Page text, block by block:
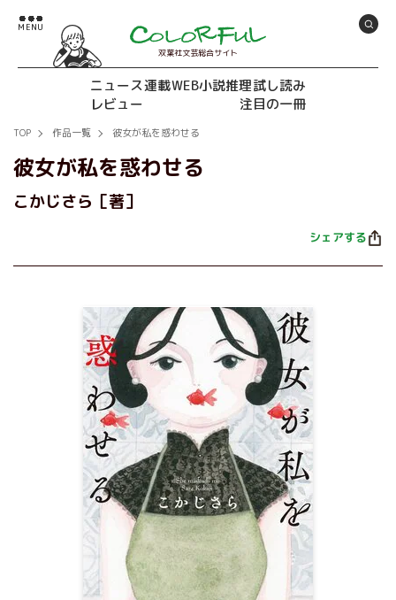
双葉社文芸総合サイト
ニュース連載WEB小説推理試し読み
レビュー
注目の一冊
TOP 作品一覧 彼女が私を惑わせる
彼女が私を惑わせる
こかじさら［著］
シェアする